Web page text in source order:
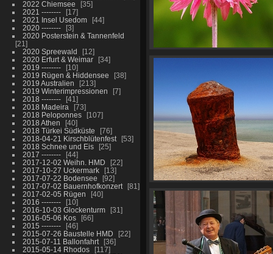
2022 Chiemsee
35
2021 --------
17
2021 Insel Usedom
44
2020 --------
3
2020 Posterstein & Tannenfeld
21
2020 Spreewald
12
2020 Erfurt & Weimar
34
2019 --------
10
2019 Rügen & Hiddensee
38
2019 Australien
213
2019 Winterimpressionen
7
2018 --------
41
2018 Madeira
73
2018 Peloponnes
107
2018 Athen
40
2018 Türkei Südküste
76
2018-04-21 Kirschblütenfest
53
2018 Schnee und Eis
25
2017 --------
44
2017-12-02 Weihn. HMD
22
2017-10-27 Uckermark
13
2017-07-22 Bodensee
92
2017-07-02 Bauernhofkonzert
81
2017-02-05 Rügen
40
2016 --------
10
2016-10-03 Glockenturm
31
2016-05-06 Kos
66
2015 --------
46
2015-07-26 Baustelle HMD
22
2015-07-11 Ballonfahrt
36
2015-05-14 Rhodos
117